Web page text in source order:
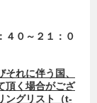
４０～２１：０
れに伴う国、
頂く場合がござ
ングリスト（t-